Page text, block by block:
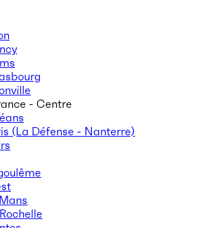
- Centre
(La Défense - Nanterre)